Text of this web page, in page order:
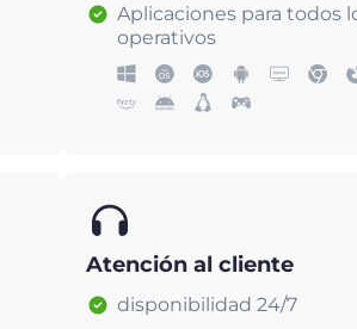
Aplicaciones para todos
operativos
Atención al cliente
disponibilidad 24/7